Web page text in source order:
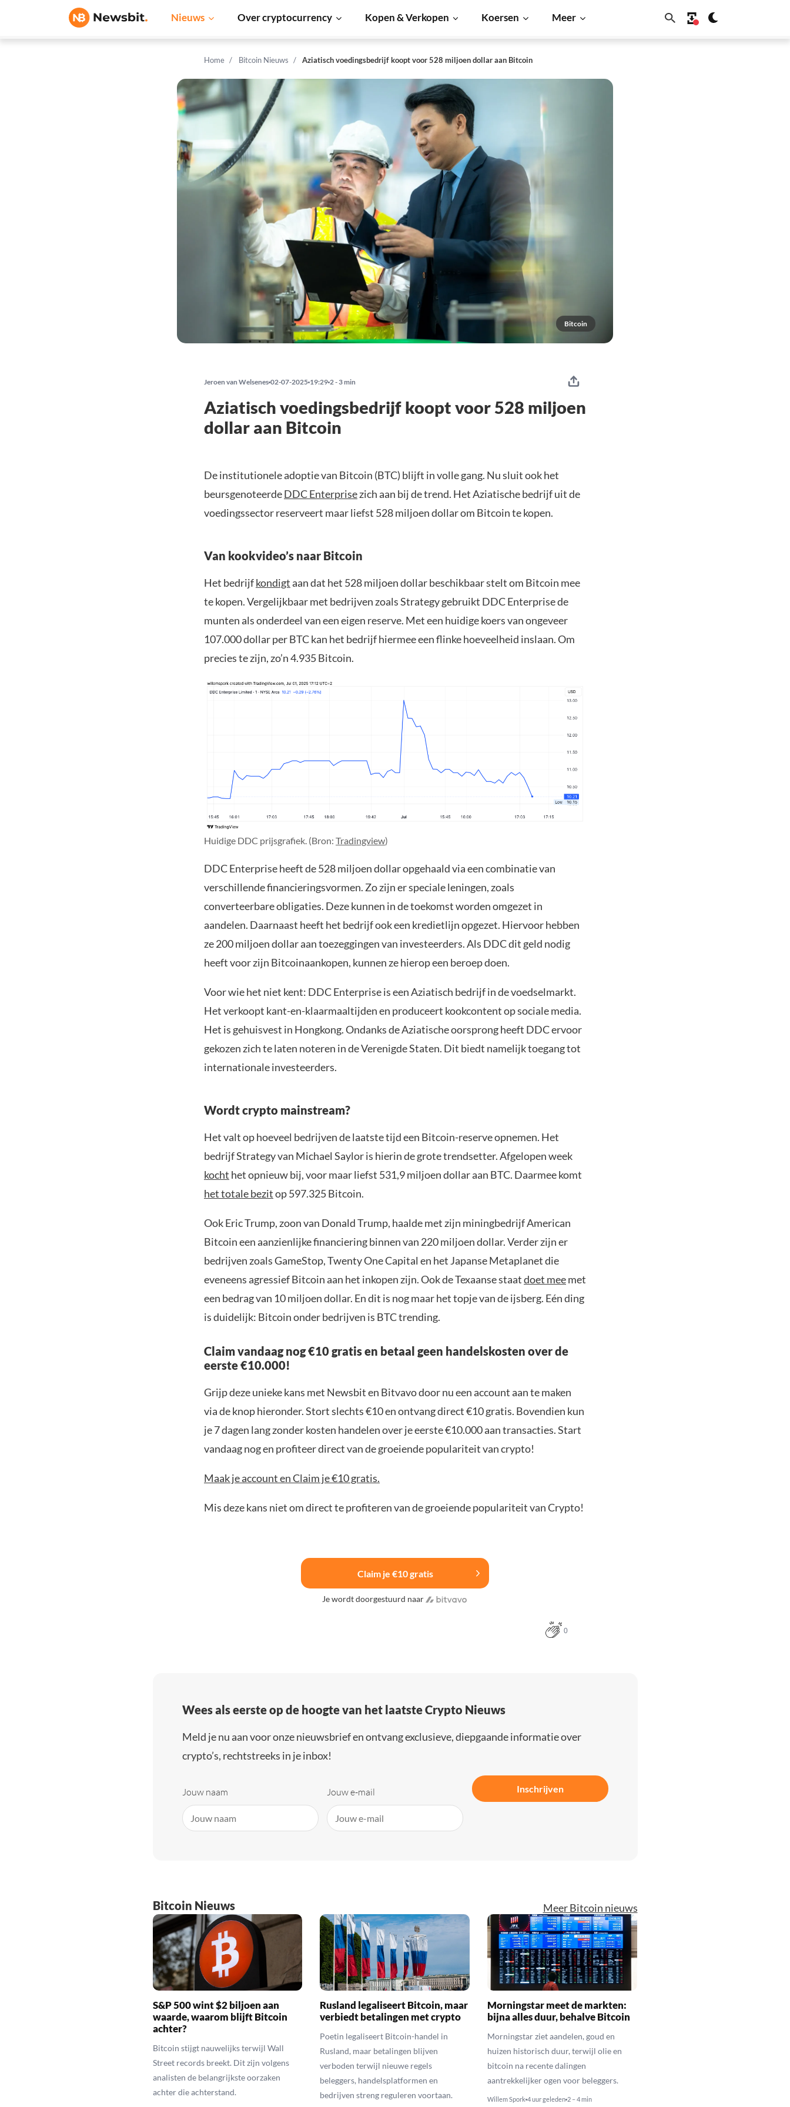
Nieuws Over cryptocurrency Kopen & Verkopen Koersen Meer
Home Bitcoin Nieuws Aziatisch voedingsbedrijf koopt voor 528 miljoen dollar aan Bitcoin
Bitcoin
Jeroen van Welsenes 02-07-2025 19:29 2 - 3 min
Aziatisch voedingsbedrijf koopt voor 528 miljoen
dollar aan Bitcoin
De institutionele adoptie van Bitcoin (BTC) blijft in volle gang. Nu sluit ook het
beursgenoteerdeDDC Enterprisezich aan bij de trend. Het Aziatische bedrijf uit de
voedingssector reserveert maar liefst 528 miljoen dollar om Bitcoin te kopen.
Van kookvideo’s naar Bitcoin
Het bedrijfkondigtaan dat het 528 miljoen dollar beschikbaar stelt om Bitcoin mee
te kopen. Vergelijkbaar met bedrijven zoals Strategy gebruikt DDC Enterprise de
munten als onderdeel van een eigen reserve. Met een huidige koers van ongeveer
107.000 dollar per BTC kan het bedrijf hiermee een flinke hoeveelheid inslaan. Om
precies te zijn, zo’n 4.935 Bitcoin.
Huidige DDC prijsgrafiek. (Bron: Tradingview)
DDC Enterprise heeft de 528 miljoen dollar opgehaald via een combinatie van
verschillende financieringsvormen. Zo zijn er speciale leningen, zoals
converteerbare obligaties. Deze kunnen in de toekomst worden omgezet in
aandelen. Daarnaast heeft het bedrijf ook een kredietlijn opgezet. Hiervoor hebben
ze 200 miljoen dollar aan toezeggingen van investeerders. Als DDC dit geld nodig
heeft voor zijn Bitcoinaankopen, kunnen ze hierop een beroep doen.
Voor wie het niet kent: DDC Enterprise is een Aziatisch bedrijf in de voedselmarkt.
Het verkoopt kant-en-klaarmaaltijden en produceert kookcontent op sociale media.
Het is gehuisvest in Hongkong. Ondanks de Aziatische oorsprong heeft DDC ervoor
gekozen zich te laten noteren in de Verenigde Staten. Dit biedt namelijk toegang tot
internationale investeerders.
Wordt crypto mainstream?
Het valt op hoeveel bedrijven de laatste tijd een Bitcoin-reserve opnemen. Het
bedrijf Strategy van Michael Saylor is hierin de grote trendsetter. Afgelopen week
kocht het opnieuw bij, voor maar liefst 531,9 miljoen dollar aan BTC. Daarmee komt
het totale bezitop 597.325 Bitcoin.
Ook Eric Trump, zoon van Donald Trump, haalde met zijn miningbedrijf American
Bitcoin een aanzienlijke financiering binnen van 220 miljoen dollar. Verder zijn er
bedrijven zoals GameStop, Twenty One Capital en het Japanse Metaplanet die
eveneens agressief Bitcoin aan het inkopen zijn. Ook de Texaanse staatdoet meemet
een bedrag van 10 miljoen dollar. En dit is nog maar het topje van de ijsberg. Eén ding
is duidelijk: Bitcoin onder bedrijven is BTC trending.
Claim vandaag nog €10 gratis en betaal geen handelskosten over de
eerste €10.000!
Grijp deze unieke kans met Newsbit en Bitvavo door nu een account aan te maken
via de knop hieronder. Stort slechts €10 en ontvang direct €10 gratis. Bovendien kun
je 7 dagen lang zonder kosten handelen over je eerste €10.000 aan transacties. Start
vandaag nog en profiteer direct van de groeiende populariteit van crypto!
Maak je account en Claim je €10 gratis.
Mis deze kans niet om direct te profiteren van de groeiende populariteit van Crypto!
Claim je €10 gratis
Je wordt doorgestuurd naar
0
Wees als eerste op de hoogte van het laatste Crypto Nieuws
Meld je nu aan voor onze nieuwsbrief en ontvang exclusieve, diepgaande informatie over
crypto’s, rechtstreeks in je inbox!
Jouw naam Jouw e-mail Inschrijven
Bitcoin Nieuws Meer Bitcoin nieuws
S&P 500 wint $2 biljoen aan
waarde, waarom blijft Bitcoin
achter?
Bitcoin stijgt nauwelijks terwijl Wall
Street records breekt. Dit zijn volgens
analisten de belangrijkste oorzaken
achter die achterstand.
Rusland legaliseert Bitcoin, maar
verbiedt betalingen met crypto
Poetin legaliseert Bitcoin-handel in
Rusland, maar betalingen blijven
verboden terwijl nieuwe regels
beleggers, handelsplatformen en
bedrijven streng reguleren voortaan.
Morningstar meet de markten:
bijna alles duur, behalve Bitcoin
Morningstar ziet aandelen, goud en
huizen historisch duur, terwijl olie en
bitcoin na recente dalingen
aantrekkelijker ogen voor beleggers.
Willem Spork 4 uur geleden 2 – 4 min